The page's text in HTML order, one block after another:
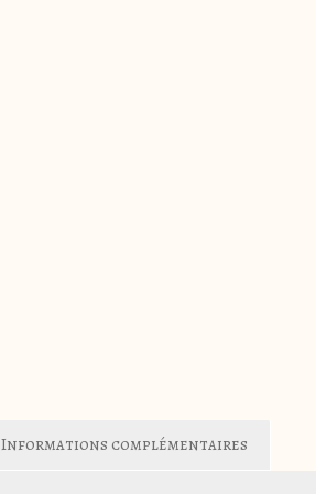
Informations complémentaires